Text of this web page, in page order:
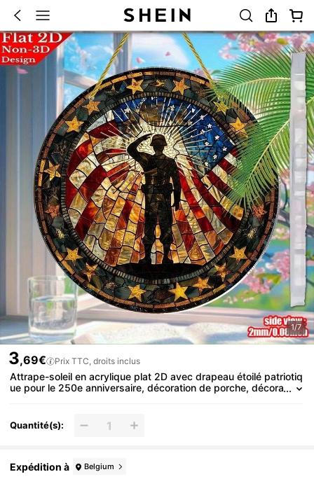
1/7
3,69€ Prix TTC, droits inclus
Attrape-soleil en acrylique plat 2D avec drapeau étoilé patriotiq
ue pour le 250e anniversaire, décoration de porche, décora
coration de chambre, cadeau pour la fête de l'indépendance, d
écoration de chambre d'enfant, style décoratif, cadeau pour la f
e, décoration de chambre
Quantité(s):
Expédition à Belgium